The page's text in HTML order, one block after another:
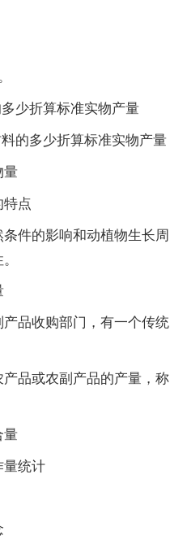
少折算标准实物产量
多少折算标准实物产量
点
件的影响和动植物生长周
品收购部门，有一个传统
品或农副产品的产量，称
统计